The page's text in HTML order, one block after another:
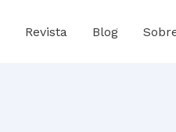
Revista Blog